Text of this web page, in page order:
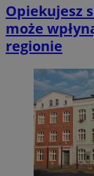
Opiekujesz
może
regionie